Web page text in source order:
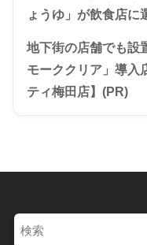
ょうゆ」が飲食店に
地下街の店舗でも設
モーククリア」導入
ティ梅田店】(PR)